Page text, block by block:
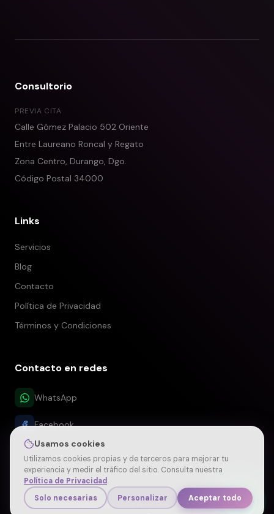
Consultorio
PREVIA CITA
Calle Gómez Palacio 502 Oriente
Entre Laureano Roncal y Regato
Zona Centro, Durango, Dgo.
Código Postal 34000
Links
Servicios
Blog
Contacto
Política de Privacidad
Términos y Condiciones
Contacto en redes
WhatsApp
Facebook
2026
. Por Dra. Denise Medina Peralta
Aviso de Publicidad COFEPRIS: 2610012002A00010
Usamos cookies
Utilizamos cookies propias y de terceros para mejorar tu
experiencia y medir el tráfico del sitio. Consulta nuestra
Política de Privacidad.
Solo necesarias
Personalizar Aceptar todo